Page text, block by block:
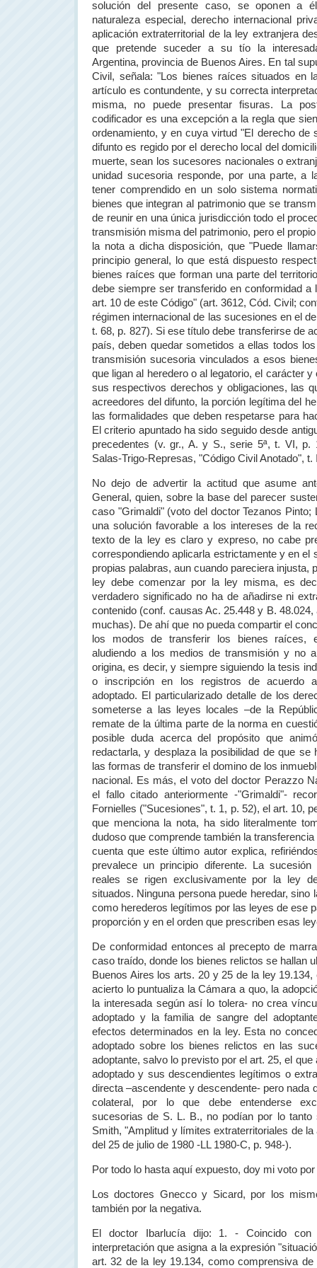
solución del presente caso, se oponen a
naturaleza especial, derecho internacional
aplicación extraterritorial de la ley extranjera
que pretende suceder a su tío la
Argentina, provincia de Buenos Aires. En tal
Civil, señala: "Los bienes raíces situados en
artículo es contundente, y su correcta
misma, no puede presentar fisuras. La
codificador es una excepción a la regla que
ordenamiento, y en cuya virtud "El derecho de
difunto es regido por el derecho local del
muerte, sean los sucesores nacionales o
unidad sucesoria responde, por una parte, a
tener comprendido en un solo sistema
bienes que integran al patrimonio que se
de reunir en una única jurisdicción todo el
transmisión misma del patrimonio, pero el
la nota a dicha disposición, que "Puede
principio general, lo que está dispuesto
bienes raíces que forman una parte del
debe siempre ser transferido en conformidad
art. 10 de este Código" (art. 3612, Cód. Civil;
régimen internacional de las sucesiones en el
t. 68, p. 827). Si ese título debe transferirse de
país, deben quedar sometidos a ellas todos
transmisión sucesoria vinculados a esos
que ligan al heredero o al legatorio, el carácter
sus respectivos derechos y obligaciones, las
acreedores del difunto, la porción legítima del
las formalidades que deben respetarse para
El criterio apuntado ha sido seguido desde
precedentes (v. gr., A. y S., serie 5ª, t. VI, p.
Salas-Trigo-Represas, "Código Civil Anotado",
No dejo de advertir la actitud que asume
General, quien, sobre la base del parecer
caso "Grimaldi" (voto del doctor Tezanos Pinto;
una solución favorable a los intereses de la
texto de la ley es claro y expreso, no cabe
correspondiendo aplicarla estrictamente y en el
propias palabras, aun cuando pareciera injusta,
ley debe comenzar por la ley misma, es
verdadero significado no ha de añadirse ni
contenido (conf. causas Ac. 25.448 y B.
muchas). De ahí que no pueda compartir el
los modos de transferir los bienes raíces,
aludiendo a los medios de transmisión y no
origina, es decir, y siempre siguiendo la tesis
o inscripción en los registros de acuerdo
adoptado. El particularizado detalle de los
someterse a las leyes locales –de
la
remate de la última parte de la norma en
posible duda acerca del propósito que
redactarla, y desplaza la posibilidad de que se
las formas de transferir el domino de los
nacional. Es más, el voto del doctor Perazzo
el fallo citado anteriormente -"Grimaldi"-
Fornielles ("Sucesiones", t. 1, p. 52), el art. 10,
que menciona la nota, ha sido literalmente
dudoso que comprende también la
cuenta que este último autor explica,
prevalece un principio diferente. La
reales se rigen exclusivamente por la ley
situados. Ninguna persona puede heredar, sino
como herederos legítimos por las leyes de ese
proporción y en el orden que prescriben esas
De conformidad entonces al precepto de
caso traído, donde los bienes relictos se hallan
Buenos Aires los arts. 20 y 25 de la ley
acierto lo puntualiza la Cámara a quo, la
la interesada según así lo tolera- no crea
adoptado y la familia de sangre del
efectos determinados en la ley. Esta no
adoptado sobre los bienes relictos en las
adoptante, salvo lo previsto por el art. 25, el
adoptado y sus descendientes legítimos o
directa –ascendente y descendente- pero nada
colateral, por lo que debe entenderse
sucesorias de S. L. B., no podían por lo
Smith, "Amplitud y límites extraterritoriales de la
del 25 de julio de 1980 -LL 1980-C, p. 948-).
Por todo lo hasta aquí expuesto, doy mi voto
Los doctores Gnecco y Sicard, por los
también por la negativa.
El doctor Ibarlucía dijo: 1. - Coincido
interpretación que asigna a la expresión
art. 32 de la ley 19.134, como comprensiva de